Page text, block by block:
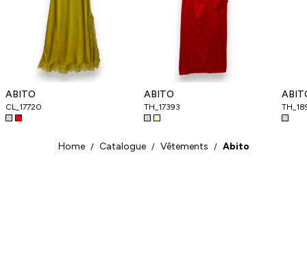
ABITO
CL_17720
ABITO
TH_17393
Home / Catalogue / Vêtements / Abito